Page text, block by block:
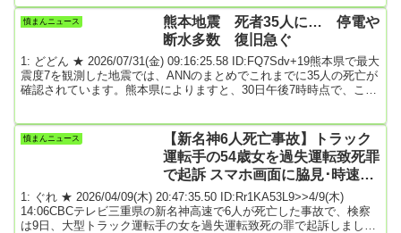
術や文化を体験してもらう「フューチャーライフゾーン」に出店す
ることにしていて、２６日、報道陣に店の内部を公開しました。客
席は３３８席で、会社とし...
憤まんニュース
熊本地震 死者35人に… 停電や
断水多数 復旧急ぐ
1: どどん ★ 2026/07/31(金) 09:16:25.58 ID:FQ7Sdv+19熊本県で最大
震度7を観測した地震では、ANNのまとめでこれまでに35人の死亡が
確認されています。熊本県によりますと、30日午後7時時点で、この
ンモール熊本では12人を救助しましたが、7人の死亡が確認されまし
た。イオンは従業員全員の安否が確認できたと明らかにしています
憤まんニュース
【新名神6人死亡事故】トラック
運転手の54歳女を過失運転致死罪
で起訴 スマホ画面に脇見･時速82
キロで走行 三重･亀山市
1: ぐれ ★ 2026/04/09(木) 20:47:35.50 ID:Rr1KA53L9>>4/9(木)
14:06CBCテレビ三重県の新名神高速で6人が死亡した事故で、検察
は9日、大型トラック運転手の女を過失運転致死の罪で起訴しまし